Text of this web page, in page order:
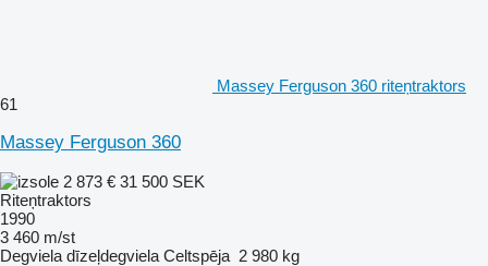
Massey Ferguson 360 riteņtraktors
61
Massey Ferguson 360
2 873 € 31 500 SEK
Riteņtraktors
1990
3 460 m/st
Degviela dīzeļdegviela Celtspēja 2 980 kg